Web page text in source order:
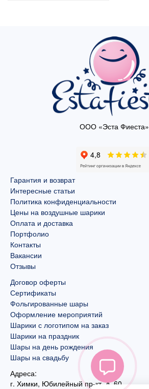
ООО «Эста Фиеста»
Гарантия и возврат
Интересные статьи
Политика конфиденциальности
Цены на воздушные шарики
Оплата и доставка
Портфолио
Контакты
Вакансии
Отзывы
Договор оферты
Сертификаты
Фольгированные шары
Оформление мероприятий
Шарики с логотипом на заказ
Шарики на праздник
Шары на день рождения
Шары на свадьбу
Адреса:
г. Химки, Юбилейный пр-кт, д. 60